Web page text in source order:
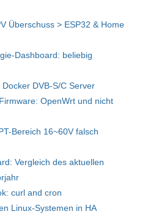
Überschuss > ESP32 & Home
Dashboard: beliebig
DVB-S/C Server
OpenWrt und nicht
Bereich 16~60V falsch
Vergleich des aktuellen
curl and cron
Linux-Systemen in HA